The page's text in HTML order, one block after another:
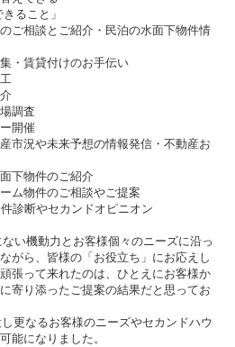
ること」
ご相談とご紹介・民泊の水面下物件情
・賃貸付けのお手伝い
調査
開催
市況や未来予想の情報発信・不動産お
下物件のご紹介
ム物件のご相談やご提案
診断やセカンドオピニオン
い機動力とお客様個々のニーズに沿っ
がら、皆様の「お役立ち」にお応えし
張って来れたのは、ひとえにお客様か
寄り添ったご提案の結果だと思ってお
更なるお客様のニーズやセカンドハウ
能になりました。